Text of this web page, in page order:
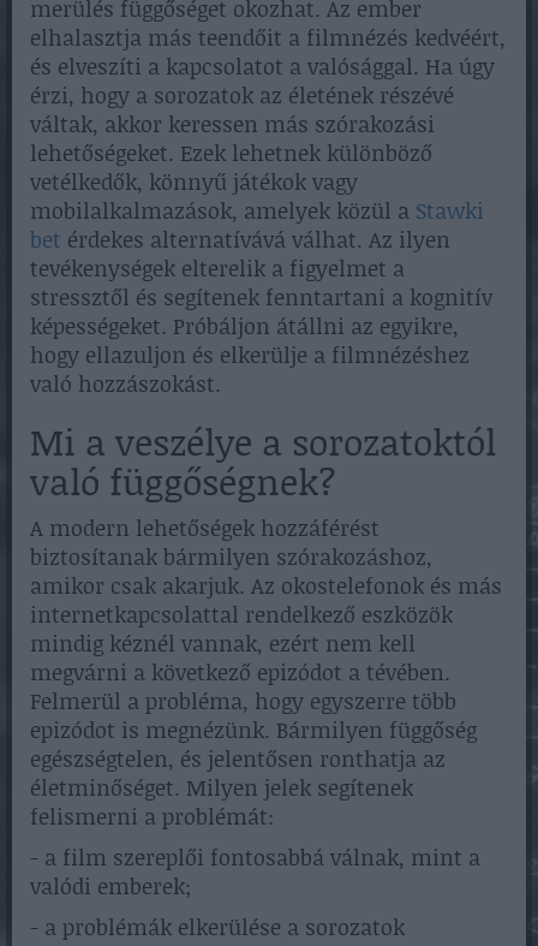
merülés függőséget okozhat. Az ember
elhalasztja más teendőit a filmnézés kedvéért,
és elveszíti a kapcsolatot a valósággal. Ha úgy
érzi, hogy a sorozatok az életének részévé
váltak, akkor keressen más szórakozási
lehetőségeket. Ezek lehetnek különböző
vetélkedők, könnyű játékok vagy
mobilalkalmazások, amelyek közül a Stawki
bet érdekes alternatívává válhat. Az ilyen
tevékenységek elterelik a figyelmet a
stressztől és segítenek fenntartani a kognitív
képességeket. Próbáljon átállni az egyikre,
hogy ellazuljon és elkerülje a filmnézéshez
való hozzászokást.
Mi a veszélye a sorozatoktól
való függőségnek?
A modern lehetőségek hozzáférést
biztosítanak bármilyen szórakozáshoz,
amikor csak akarjuk. Az okostelefonok és más
internetkapcsolattal rendelkező eszközök
mindig kéznél vannak, ezért nem kell
megvárni a következő epizódot a tévében.
Felmerül a probléma, hogy egyszerre több
epizódot is megnézünk. Bármilyen függőség
egészségtelen, és jelentősen ronthatja az
életminőséget. Milyen jelek segítenek
felismerni a problémát:
- a film szereplői fontosabbá válnak, mint a
valódi emberek;
- a problémák elkerülése a sorozatok